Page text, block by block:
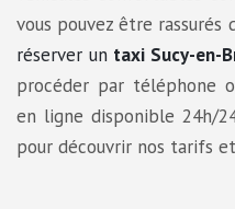
vous pouvez être rassurés
réserver un taxi Sucy-en-
procéder par téléphone
en ligne disponible 24h/
pour découvrir nos tarifs